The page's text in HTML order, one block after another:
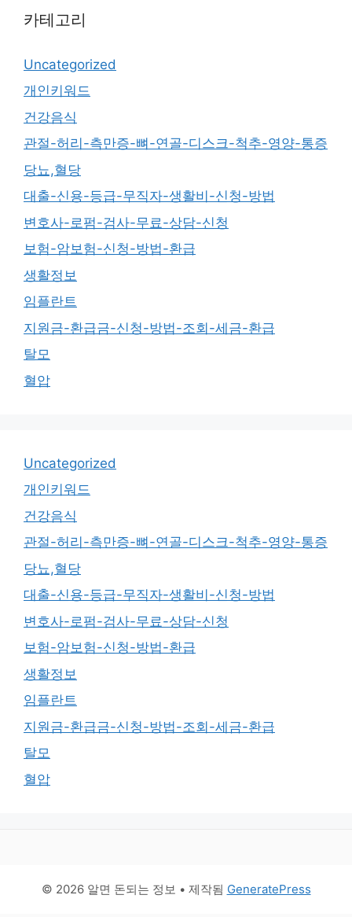
카테고리
Uncategorized
개인키워드
건강음식
관절-허리-측만증-뼈-연골-디스크-척추-영양-통증
당뇨,혈당
대출-신용-등급-무직자-생활비-신청-방법
변호사-로펌-검사-무료-상담-신청
보험-암보험-신청-방법-환급
생활정보
임플란트
지원금-환급금-신청-방법-조회-세금-환급
탈모
혈압
Uncategorized
개인키워드
건강음식
관절-허리-측만증-뼈-연골-디스크-척추-영양-통증
당뇨,혈당
대출-신용-등급-무직자-생활비-신청-방법
변호사-로펌-검사-무료-상담-신청
보험-암보험-신청-방법-환급
생활정보
임플란트
지원금-환급금-신청-방법-조회-세금-환급
탈모
혈압
© 2026 알면 돈되는 정보 • 제작됨 GeneratePress